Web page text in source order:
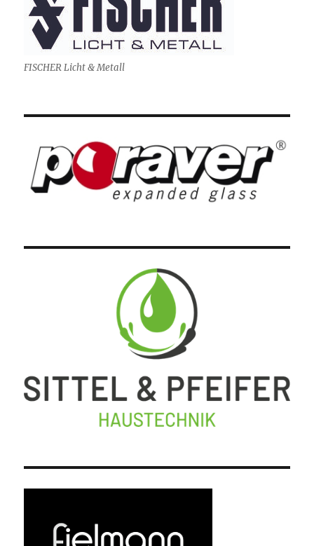
FISCHER Licht & Metall